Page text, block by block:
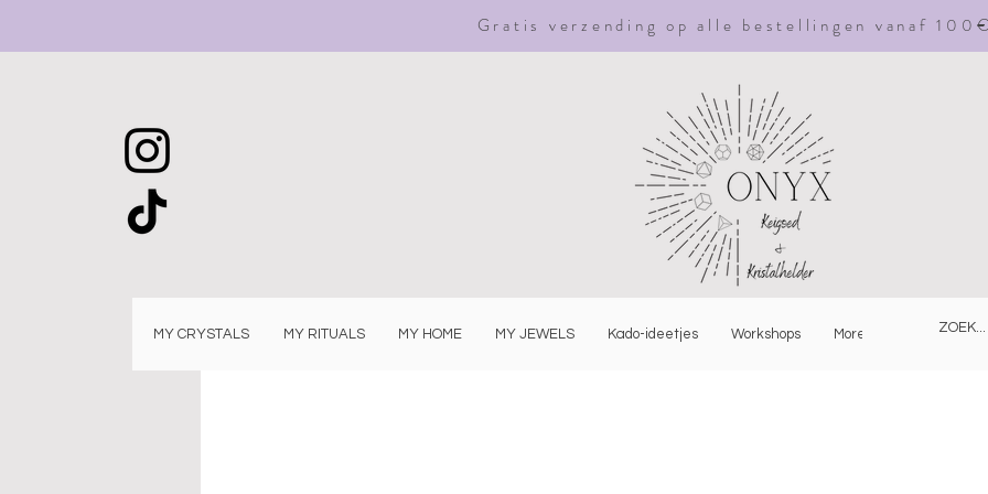
Gratis verzending op alle bestellingen vanaf 100€
MY CRYSTALS MY RITUALS MY HOME MY JEWELS Kado-ideetjes Workshops More